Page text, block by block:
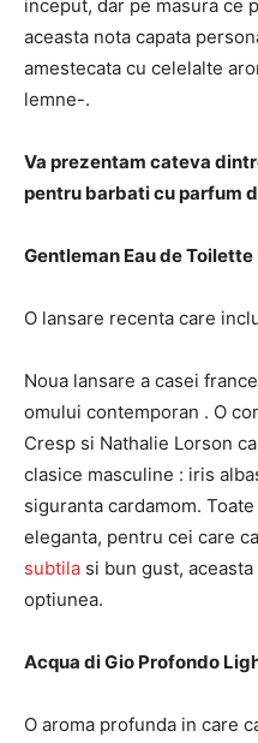
inceput, dar pe masura ce
aceasta nota capata
amestecata cu celelalte
lemne-.
Va prezentam cateva
pentru barbati cu parfum
Gentleman Eau de
O lansare recenta care
Noua lansare a casei
omului contemporan . O
Cresp si Nathalie Lorson
clasice masculine : iris
siguranta cardamom.
eleganta, pentru cei care
subtila si bun gust,
optiunea.
Acqua di Gio Profondo
O aroma profunda in care